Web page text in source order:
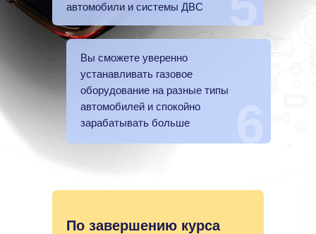
автомобили и системы ДВС
Вы сможете уверенно
устанавливать газовое
оборудование на разные типы
автомобилей и спокойно
зарабатывать больше
По завершению курса